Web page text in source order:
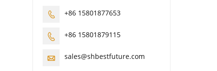
 +86 15801877653
 +86 15801879115
 sales@shbestfuture.com